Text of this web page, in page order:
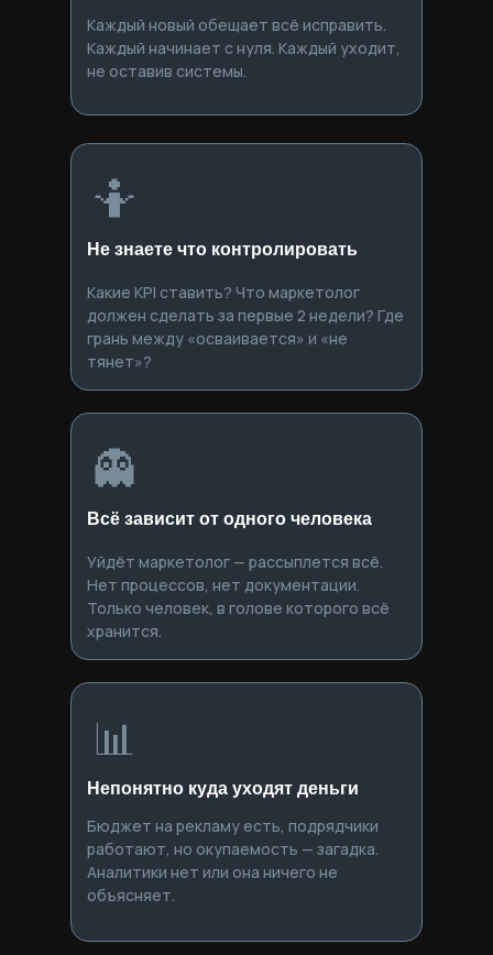
Каждый новый обещает всё исправить.
Каждый начинает с нуля. Каждый уходит,
не оставив системы.
👻
Уйдёт маркетолог — рассыплется всё.
Нет процессов, нет документации.
Только человек, в голове которого всё
хранится.
Всё зависит от одного человека
📊
Бюджет на рекламу есть, подрядчики
работают, но окупаемость — загадка.
Аналитики нет или она ничего не
объясняет.
Непонятно куда уходят деньги
🤷
Какие KPI ставить? Что маркетолог
должен сделать за первые 2 недели? Где
грань между «осваивается» и «не
тянет»?
Не знаете что контролировать